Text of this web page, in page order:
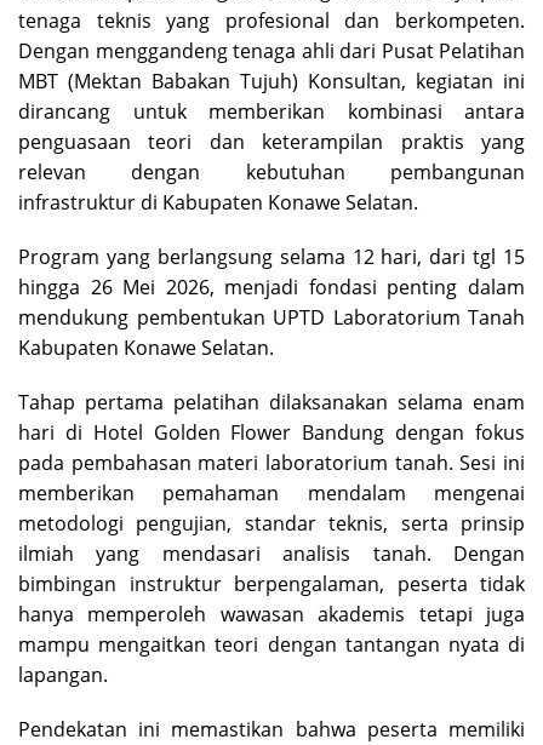
tenaga teknis yang profesional dan berkompeten.
Dengan menggandeng tenaga ahli dari Pusat Pelatihan
MBT (Mektan Babakan Tujuh) Konsultan, kegiatan ini
dirancang untuk memberikan kombinasi antara
penguasaan teori dan keterampilan praktis yang
relevan dengan kebutuhan pembangunan
infrastruktur di Kabupaten Konawe Selatan.
Program yang berlangsung selama 12 hari, dari tgl 15
hingga 26 Mei 2026, menjadi fondasi penting dalam
mendukung pembentukan UPTD Laboratorium Tanah
Kabupaten Konawe Selatan.
Tahap pertama pelatihan dilaksanakan selama enam
hari di Hotel Golden Flower Bandung dengan fokus
pada pembahasan materi laboratorium tanah. Sesi ini
memberikan pemahaman mendalam mengenai
metodologi pengujian, standar teknis, serta prinsip
ilmiah yang mendasari analisis tanah. Dengan
bimbingan instruktur berpengalaman, peserta tidak
hanya memperoleh wawasan akademis tetapi juga
mampu mengaitkan teori dengan tantangan nyata di
lapangan.
Pendekatan ini memastikan bahwa peserta memiliki